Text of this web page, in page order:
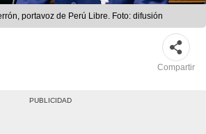
portavoz de Perú Libre. Foto: difusión
Compartir